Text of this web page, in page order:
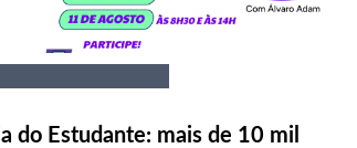
do Estudante: mais de 10 mil